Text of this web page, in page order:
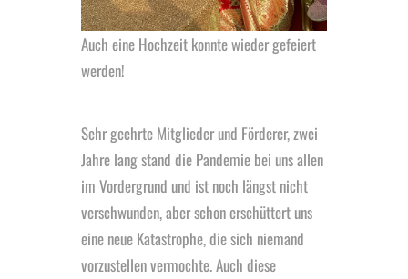
Auch eine Hochzeit konnte wieder gefeiert
werden!
Sehr geehrte Mitglieder und Förderer, zwei
Jahre lang stand die Pandemie bei uns allen
im Vordergrund und ist noch längst nicht
verschwunden, aber schon erschüttert uns
eine neue Katastrophe, die sich niemand
vorzustellen vermochte. Auch diese